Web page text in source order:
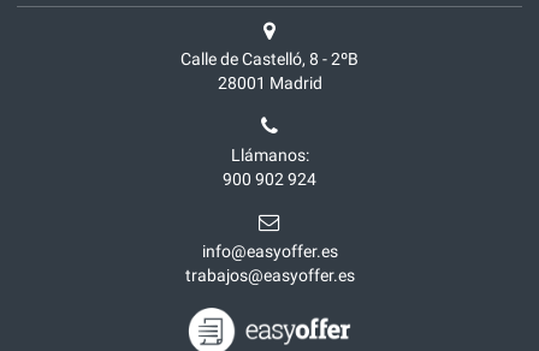
Calle de Castelló, 8 - 2ºB
28001 Madrid
Llámanos:
900 902 924
info@easyoffer.es
trabajos@easyoffer.es